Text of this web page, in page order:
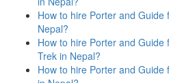
How to hire Porter and Guide
Nepal?
How to hire Porter and
Trek in Nepal?
How to hire Porter and